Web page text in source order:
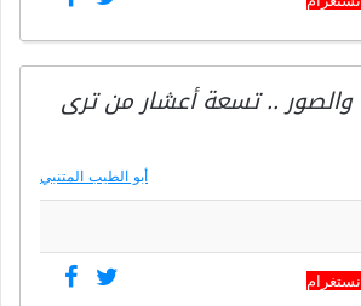
والصور .. تسعة أعشار من ترى
أبو الطيب المتنبي